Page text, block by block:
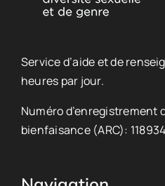
Service d’aide et de
heures par jour.
Numéro d’enregistrement
bienfaisance (ARC):